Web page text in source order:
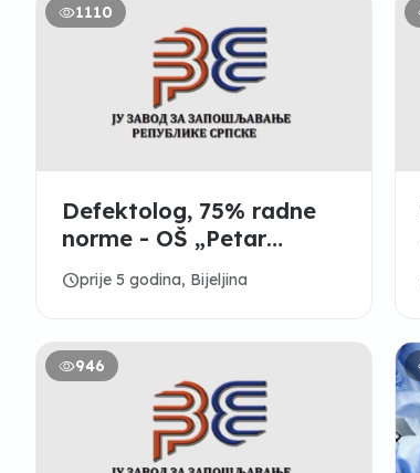
1110
Defektolog, 75% radne
norme - OŠ „Petar
Petrović Njegoš“ Velika
Obarska
scheduleprije 5 godina, Bijeljina
946